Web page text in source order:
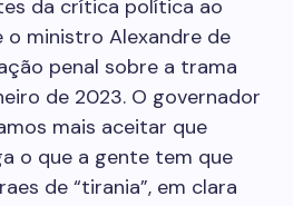
da crítica política ao
ministro Alexandre de
penal sobre a trama
de 2023. O governador
mais aceitar que
o que a gente tem que
de “tirania”, em clara